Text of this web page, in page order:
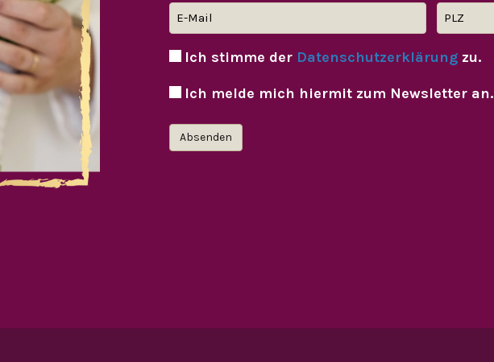
Ich stimme der Datenschutzerklärung zu.
Ich melde mich hiermit zum Newsletter an.